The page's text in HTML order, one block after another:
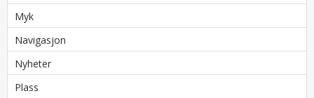
Myk
Navigasjon
Nyheter
Plass